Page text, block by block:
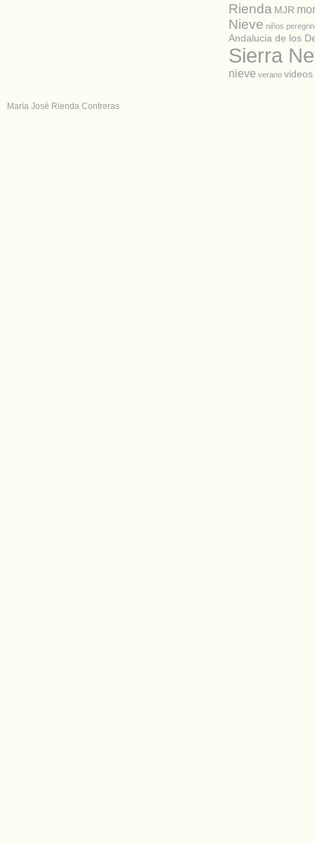
Rienda MJR
Nieve niños
Andalucia de los
Sierra
nieve verano videos
María José Rienda Contreras